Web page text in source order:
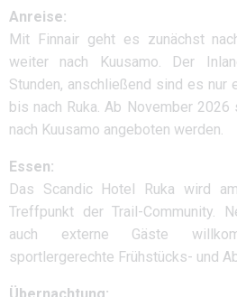
Anreise:
Mit Finnair geht es zunächst
weiter nach Kuusamo. Der
Stunden, anschließend sind es nur
bis nach Ruka. Ab November
nach Kuusamo angeboten werden.
Essen:
Das Scandic Hotel Ruka wird
Treffpunkt der Trail-Community.
auch externe Gäste
sportlergerechte Frühstücks- und